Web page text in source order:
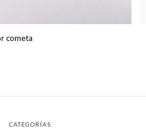
cometa
CATEGORÍAS